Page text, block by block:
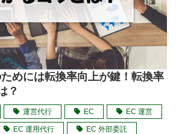
めには転換率向上が鍵！転換率
？
運営代行 EC EC 運営
EC 運用代行 EC 外部委託